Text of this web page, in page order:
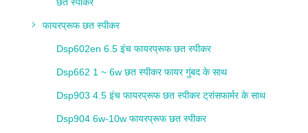
फायरप्रूफ छत स्पीकर
Dsp602en 6.5 इंच फायरप्रूफ छत स्पीकर
Dsp662 1 ~ 6w छत स्पीकर फायर गुंबद के साथ
Dsp903 4.5 इंच फायरप्रूफ छत स्पीकर ट्रांसफार्मर के साथ
Dsp904 6w-10w फायरप्रूफ छत स्पीकर